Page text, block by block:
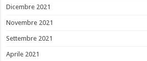
Dicembre 2021
Novembre 2021
Settembre 2021
Aprile 2021